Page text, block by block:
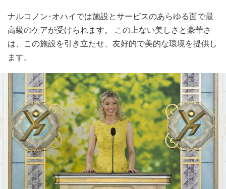
すべての地域/言語
ナルコノン･オハイでは施設とサービスのあらゆる面で最
高級のケアが受けられます。 この上ない美しさと豪華さ
は、この施設を引き立たせ、友好的で美的な環境を提供し
ます。